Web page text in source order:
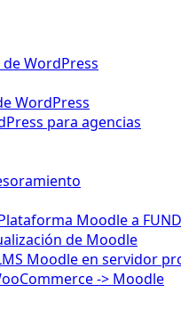
WordPress
WordPress
para agencias
Moodle a
de Moodle
Moodle en servidor
-> Moodle